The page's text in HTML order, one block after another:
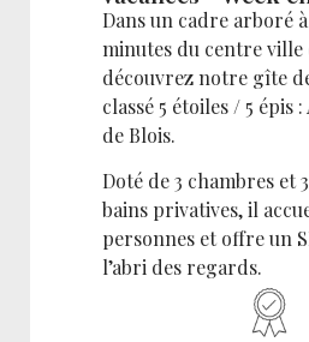
Dans un cadre arboré
minutes du centre ville
découvrez notre gîte
classé 5 étoiles / 5 épis
de Blois.
Doté de 3 chambres et
bains privatives, il
personnes et offre un
l’abri des regards.